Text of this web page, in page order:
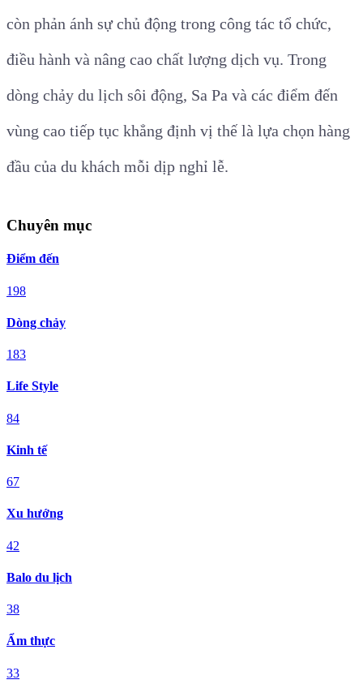
còn phản ánh sự chủ động trong công tác tổ chức,
điều hành và nâng cao chất lượng dịch vụ. Trong
dòng chảy du lịch sôi động, Sa Pa và các điểm đến
vùng cao tiếp tục khẳng định vị thế là lựa chọn hàng
đầu của du khách mỗi dịp nghỉ lễ.
Chuyên mục
Điểm đến
198
Dòng chảy
183
Life Style
84
Kinh tế
67
Xu hướng
42
Balo du lịch
38
Ẩm thực
33